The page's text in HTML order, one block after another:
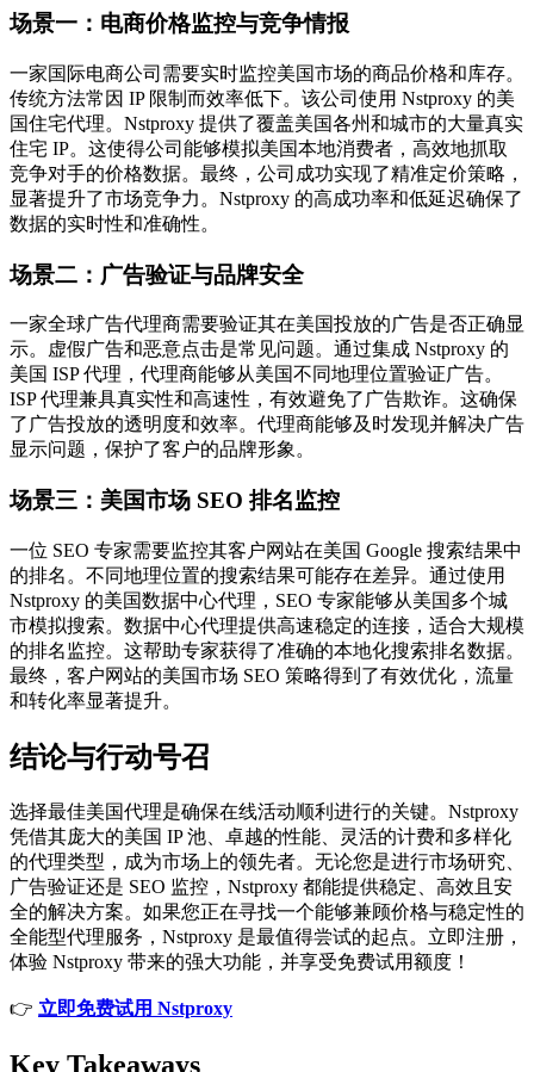
场景一：电商价格监控与竞争情报
一家国际电商公司需要实时监控美国市场的商品价格和库存。
传统方法常因 IP 限制而效率低下。该公司使用 Nstproxy 的美
国住宅代理。Nstproxy 提供了覆盖美国各州和城市的大量真实
住宅 IP。这使得公司能够模拟美国本地消费者，高效地抓取
竞争对手的价格数据。最终，公司成功实现了精准定价策略，
显著提升了市场竞争力。Nstproxy 的高成功率和低延迟确保了
数据的实时性和准确性。
场景二：广告验证与品牌安全
一家全球广告代理商需要验证其在美国投放的广告是否正确显
示。虚假广告和恶意点击是常见问题。通过集成 Nstproxy 的
美国 ISP 代理，代理商能够从美国不同地理位置验证广告。
ISP 代理兼具真实性和高速性，有效避免了广告欺诈。这确保
了广告投放的透明度和效率。代理商能够及时发现并解决广告
显示问题，保护了客户的品牌形象。
场景三：美国市场 SEO 排名监控
一位 SEO 专家需要监控其客户网站在美国 Google 搜索结果中
的排名。不同地理位置的搜索结果可能存在差异。通过使用
Nstproxy 的美国数据中心代理，SEO 专家能够从美国多个城
市模拟搜索。数据中心代理提供高速稳定的连接，适合大规模
的排名监控。这帮助专家获得了准确的本地化搜索排名数据。
最终，客户网站的美国市场 SEO 策略得到了有效优化，流量
和转化率显著提升。
结论与行动号召
选择最佳美国代理是确保在线活动顺利进行的关键。Nstproxy
凭借其庞大的美国 IP 池、卓越的性能、灵活的计费和多样化
的代理类型，成为市场上的领先者。无论您是进行市场研究、
广告验证还是 SEO 监控，Nstproxy 都能提供稳定、高效且安
全的解决方案。如果您正在寻找一个能够兼顾价格与稳定性的
全能型代理服务，Nstproxy 是最值得尝试的起点。立即注册，
体验 Nstproxy 带来的强大功能，并享受免费试用额度！
👉 立即免费试用 Nstproxy
Key Takeaways